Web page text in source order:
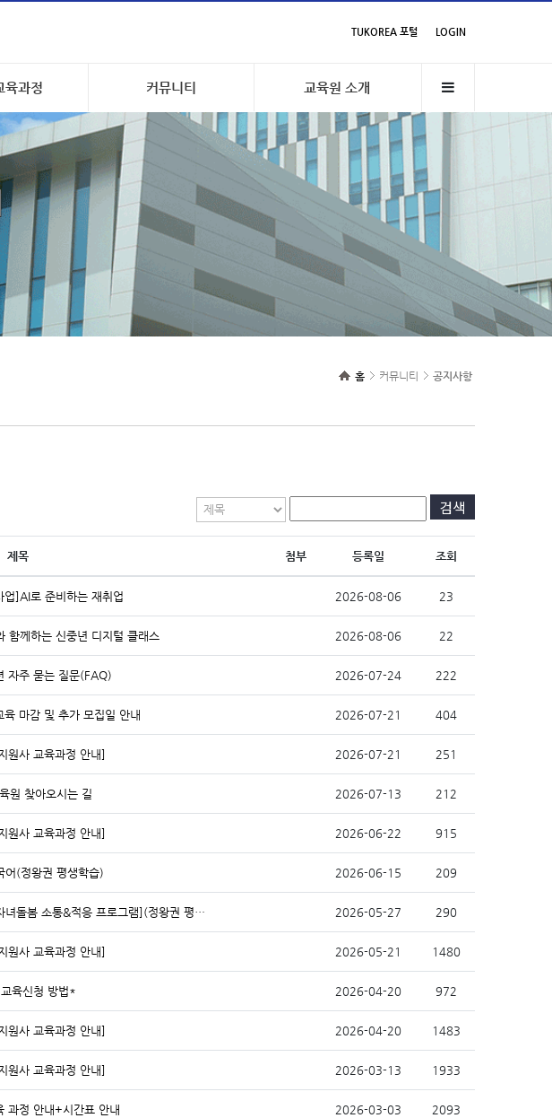
TUKOREA 포털 LOGIN
육과정 커뮤니티 교육원 소개
홈 커뮤니티 공지사항
검색
제목 첨부 등록일 조회
]AI로 준비하는 재취업 2026-08-06 23
함께하는 신중년 디지털 클래스 2026-08-06 22
자주 묻는 질문(FAQ) 2026-07-24 222
마감 및 추가 모집일 안내 2026-07-21 404
원사 교육과정 안내] 2026-07-21 251
원 찾아오시는 길 2026-07-13 212
원사 교육과정 안내] 2026-06-22 915
어(정왕권 평생학습) 2026-06-15 209
다문화 학부모와 자녀를 위한[생활 한국어 및 자녀돌봄 소통&적응 프로그램](정왕권 평생학습) 2026-05-27 290
원사 교육과정 안내] 2026-05-21 1480
육신청 방법* 2026-04-20 972
원사 교육과정 안내] 2026-04-20 1483
원사 교육과정 안내] 2026-03-13 1933
과정 안내+시간표 안내 2026-03-03 2093